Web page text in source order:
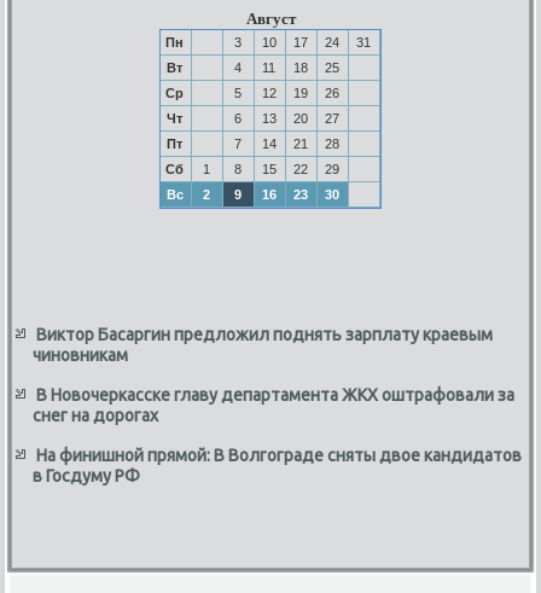
Август
Пн 3 10 17 24
31
Вт
4 11 18
25
Ср
5 12 19
26
Чт
6 13 20
27
Пт
7 14 21
28
Сб
1 8 15 22
29
Вс
2 9 16 23 30
Виктор Басаргин предложил поднять зарплату краевым
чиновникам
В Новочеркасске главу департамента ЖКХ оштрафовали за
снег на дорогах
На финишной прямой: В Волгограде сняты двое кандидатов
в Госдуму РФ